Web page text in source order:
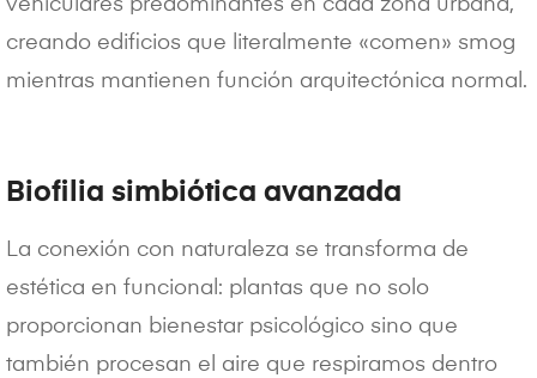
vehiculares predominantes en cada zona urbana,
creando edificios que literalmente «comen» smog
mientras mantienen función arquitectónica normal.
Biofilia simbiótica avanzada
La conexión con naturaleza se transforma de
estética en funcional: plantas que no solo
proporcionan bienestar psicológico sino que
también procesan el aire que respiramos dentro